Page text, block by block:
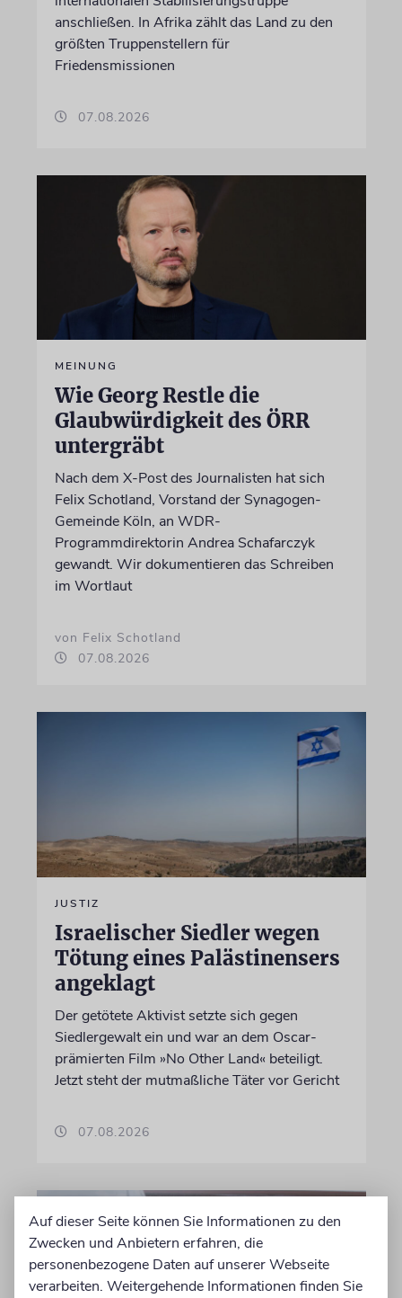
anschließen. In Afrika zählt das Land zu den
größten Truppenstellern für
Friedensmissionen
07.08.2026
MEINUNG
Wie Georg Restle die
Glaubwürdigkeit des ÖRR
untergräbt
Nach dem X-Post des Journalisten hat sich
Felix Schotland, Vorstand der Synagogen-
Gemeinde Köln, an WDR-
Programmdirektorin Andrea Schafarczyk
gewandt. Wir dokumentieren das Schreiben
im Wortlaut
von Felix Schotland
07.08.2026
JUSTIZ
Israelischer Siedler wegen
Tötung eines Palästinensers
angeklagt
Der getötete Aktivist setzte sich gegen
Siedlergewalt ein und war an dem Oscar-
prämierten Film »No Other Land« beteiligt.
Jetzt steht der mutmaßliche Täter vor Gericht
07.08.2026
Auf dieser Seite können Sie Informationen zu den
Zwecken und Anbietern erfahren, die
personenbezogene Daten auf unserer Webseite
verarbeiten. Weitergehende Informationen finden Sie